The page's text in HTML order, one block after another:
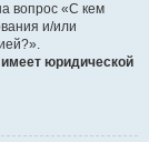
вопрос «С кем
и/или
юридической